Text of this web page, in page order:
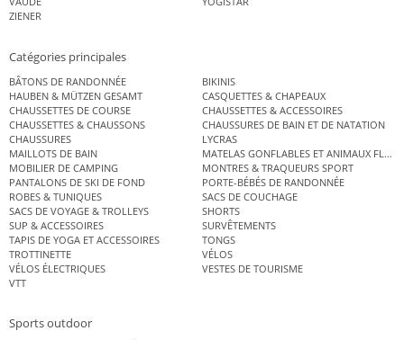
ZIENER
Catégories principales
BÂTONS DE RANDONNÉE
BIKINIS
HAUBEN & MÜTZEN GESAMT
CASQUETTES & CHAPEAUX
CHAUSSETTES DE COURSE
CHAUSSETTES & ACCESSOIRES
CHAUSSETTES & CHAUSSONS
CHAUSSURES DE BAIN ET DE NATATION
CHAUSSURES
LYCRAS
MAILLOTS DE BAIN
MATELAS GONFLABLES ET ANIMAUX
MOBILIER DE CAMPING
MONTRES & TRAQUEURS SPORT
PANTALONS DE SKI DE FOND
PORTE-BÉBÉS DE RANDONNÉE
ROBES & TUNIQUES
SACS DE COUCHAGE
SACS DE VOYAGE & TROLLEYS
SHORTS
SUP & ACCESSOIRES
SURVÊTEMENTS
TAPIS DE YOGA ET ACCESSOIRES
TONGS
TROTTINETTE
VÉLOS
VÉLOS ÉLECTRIQUES
VESTES DE TOURISME
VTT
Sports outdoor